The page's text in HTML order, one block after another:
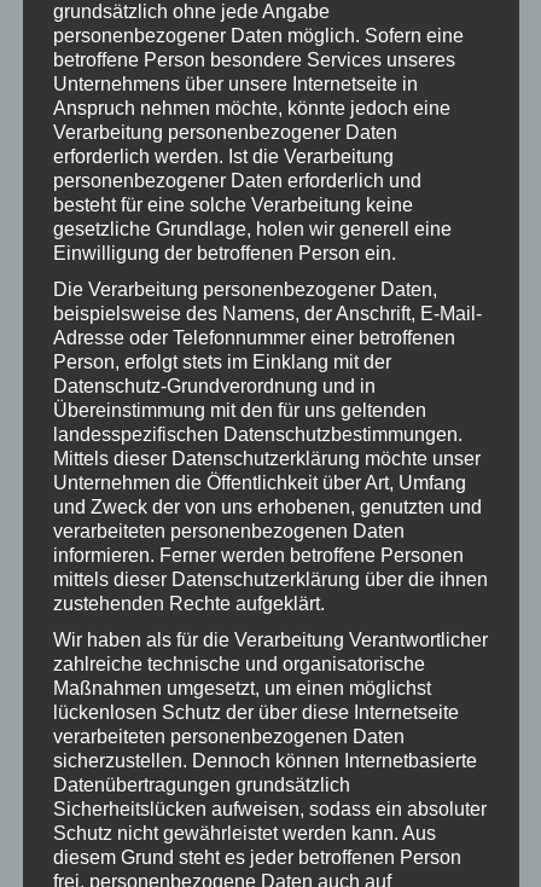
Juni 2023
Mai 2023
April 2023
März 2023
Februar 2023
Januar 2023
Dezember 2022
Oktober 2022
September 2022
Juni 2022
Mai 2022
April 2022
März 2022
Januar 2022
November 2021
Oktober 2021
September 2021
August 2021
grundsätzlich ohne jede Angabe
personenbezogener Daten möglich. Sofern eine
betroffene Person besondere Services unseres
Unternehmens über unsere Internetseite in
Anspruch nehmen möchte, könnte jedoch eine
Verarbeitung personenbezogener Daten
erforderlich werden. Ist die Verarbeitung
personenbezogener Daten erforderlich und
besteht für eine solche Verarbeitung keine
gesetzliche Grundlage, holen wir generell eine
Einwilligung der betroffenen Person ein.
Die Verarbeitung personenbezogener Daten,
beispielsweise des Namens, der Anschrift, E-Mail-
Adresse oder Telefonnummer einer betroffenen
Person, erfolgt stets im Einklang mit der
Datenschutz-Grundverordnung und in
Übereinstimmung mit den für uns geltenden
landesspezifischen Datenschutzbestimmungen.
Mittels dieser Datenschutzerklärung möchte unser
Unternehmen die Öffentlichkeit über Art, Umfang
und Zweck der von uns erhobenen, genutzten und
verarbeiteten personenbezogenen Daten
informieren. Ferner werden betroffene Personen
mittels dieser Datenschutzerklärung über die ihnen
zustehenden Rechte aufgeklärt.
Wir haben als für die Verarbeitung Verantwortlicher
zahlreiche technische und organisatorische
Maßnahmen umgesetzt, um einen möglichst
lückenlosen Schutz der über diese Internetseite
verarbeiteten personenbezogenen Daten
sicherzustellen. Dennoch können Internetbasierte
Datenübertragungen grundsätzlich
Sicherheitslücken aufweisen, sodass ein absoluter
Schutz nicht gewährleistet werden kann. Aus
diesem Grund steht es jeder betroffenen Person
frei, personenbezogene Daten auch auf